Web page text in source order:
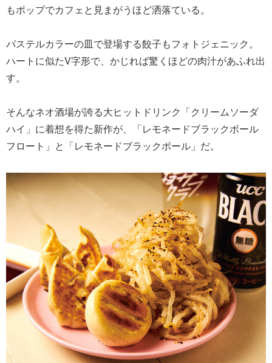
もポップでカフェと見まがうほど洒落ている。
パステルカラーの皿で登場する餃子もフォトジェニック。
ハートに似たV字形で、かじれば驚くほどの肉汁があふれ出
す。
そんなネオ酒場が誇る大ヒットドリンク「クリームソーダ
ハイ」に着想を得た新作が、「レモネードブラックボール
フロート」と「レモネードブラックボール」だ。